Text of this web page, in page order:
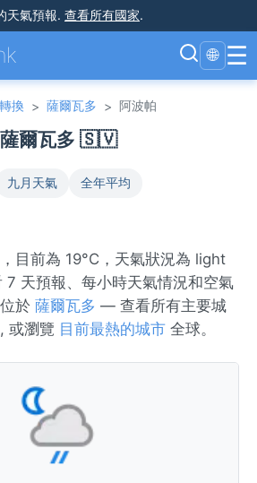
天氣預報. 查看所有國家.
🌐 ☰
換 > 薩爾瓦多 > 阿波帕
薩爾瓦多 🇸🇻
九月天氣
全年平均
目前為 19°C，天氣狀況為 light
天預報、每小時天氣情況和空氣
於 薩爾瓦多 — 查看所有主要城
, 或瀏覽 目前最熱的城市 全球。